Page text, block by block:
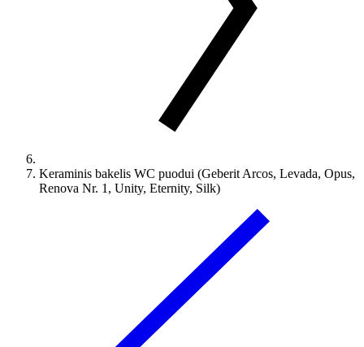
Keraminis bakelis WC puodui (Geberit Arcos, Levada, Opus,
Renova Nr. 1, Unity, Eternity, Silk)